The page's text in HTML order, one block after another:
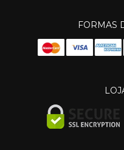
FORMAS